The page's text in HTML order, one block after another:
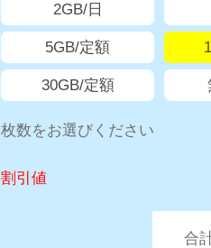
2GB/日
5GB/定額
30GB/定額
枚数をお選びください
割引値
合